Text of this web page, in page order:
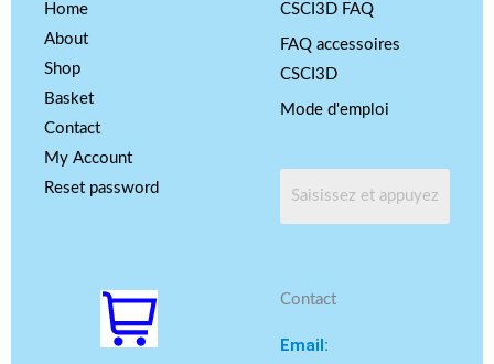
Home
About
Shop
Basket
Contact
My Account
Reset password
CSCI3D FAQ
FAQ accessoires
CSCI3D
Mode d'emploi
Contact
Email: